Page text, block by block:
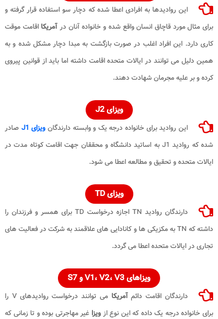
این روادیدها به افرادی اعطا شده که دچار سو استفاده قرار گرفته و
برای مثال مورد قاچاق انسان واقع شده و خانواده آنان در آمریکااقامت موقت
کاری دارد. این افراد اغلب در صورت بازگشت به مبدا دچار مشکل شده و به
همین دلیل می توانند در ایالات متحده اقامت داشته اما باید از قوانین پیروی
کرده و بر علیه مجرمان شهادت دهند.
ویزای J2
این روادید برای خانواده درجه یک و وابسته دارندگانویزای J1
صادر
شده که روادید J1 به اساتید دانشگاه و محققان جهت اقامت کوتاه مدت در
ایالات متحده و تحقیق و مطالعه اعطا می شود.
ویزای TD
دارندگان روادید TN اجازه درخواست TD برای همسر و فرزندان را
داشته که TN به مکزیکی ها و کانادایی های علاقمند به شرکت در فعالیت های
تجاری در ایالات متحده اعطا می گردد.
ویزاهای V1، V2، V3 و S7
دارندگان اقامت دائمآمریکا
می توانند درخواست روادیدهای V را
برای خانواده درجه یک داده که این نوع ازویزا غیر مهاجرتی بوده و تا زمانی که